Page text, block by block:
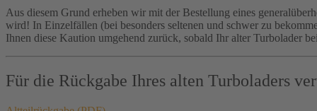
Aus diesem Grund erheben wir mit der Bestellung eines
wird! In Einzelfällen (bei besonders seltenen und schwer zu
Ihnen diese Kaution umgehend zurück, sobald Ihr alter Turbolader
Für die Rückgabe Ihres alten Turboladers